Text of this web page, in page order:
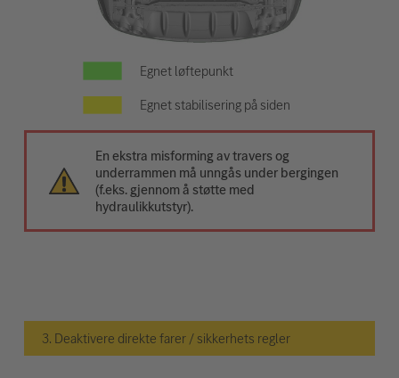
Egnet løftepunkt
Egnet stabilisering på siden
En ekstra misforming av travers og
underrammen må unngås under bergingen
(f.eks. gjennom å støtte med
hydraulikkutstyr).
3. Deaktivere direkte farer / sikkerhets regler